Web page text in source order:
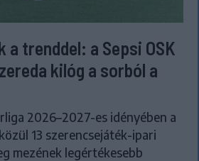
a trenddel: a Sepsi OSK
kilóg a sorból a
2026–2027-es idényében a
13 szerencsejáték-ipari
mezének legértékesebb